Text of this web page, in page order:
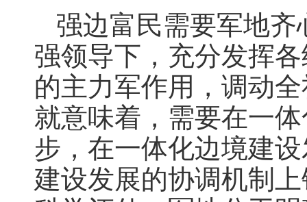
强边富民需要军地
强领导下，充分发挥
的主力军作用，调动
就意味着，需要在一
步，在一体化边境建
建设发展的协调机制